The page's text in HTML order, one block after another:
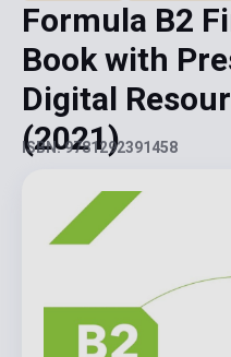
Formula B2
Book with
Digital
(2021)
ISBN: 9781292391458